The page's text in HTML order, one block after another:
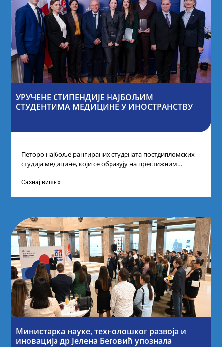
УРУЧЕНЕ СТИПЕНДИЈЕ НАЈБОЉИМ
СТУДЕНТИМА МЕДИЦИНЕ У ИНОСТРАНСТВУ
Петоро најбоље рангираних студената постдипломских
студија медицине, који се образују на престижним
стипендије од
Сазнај више »
Министарка науке, технолошког развоја и
иновација др Јелена Беговић упознала